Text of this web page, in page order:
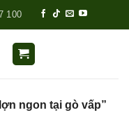
100
ngon tại gò vấp”